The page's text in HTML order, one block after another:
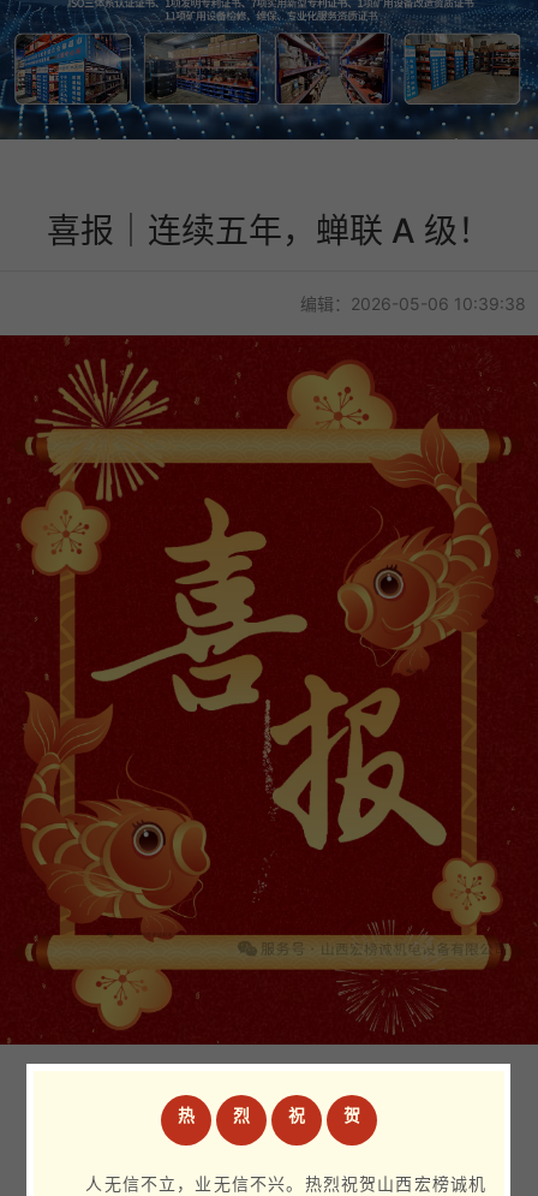
喜报｜连续五年，蝉联 A 级！
编辑：2026-05-06 10:39:38
热 烈 祝 贺
人无信不立，业无信不兴。热烈祝贺山西宏榜诚机